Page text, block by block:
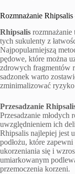
Rozmnażanie
Rhipsalis rozmnażanie
tych sukulenty z
Najpopularniejszą
pędowe, które można
zdrowych fragmentów
sadzonek warto
zminimalizować
Przesadzanie
Przesadzanie
uwzględnieniem ich
Rhipsalis najlepiej jest
podłożu, które
ukorzeniania się i
umiarkowanym
przemoczenia korzeni.